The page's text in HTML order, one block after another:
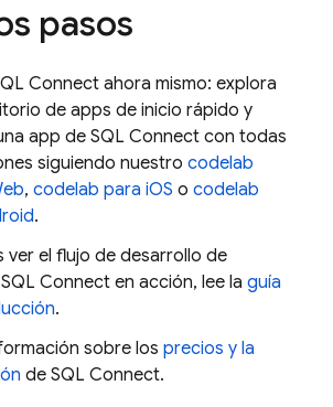
pasos
Connectahora mismo: explora
de apps de inicio rápido y
app deSQL Connect con todas
siguiendo nuestro codelab
, codelab para iOS o codelab
.
ver el flujo de desarrollo de
Connect en acción, lee la guía
.
sobre los precios y la
de SQL Connect.